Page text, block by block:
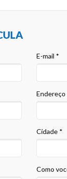
E-mail *
Endereço
Cidade *
Como